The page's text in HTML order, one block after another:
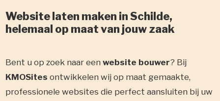
Website laten maken in Schilde,
helemaal op maat van jouw zaak
Bent u op zoek naar eenwebsite bouwer? Bij
KMOSitesontwikkelen wij op maat gemaakte,
professionele websites die perfect aansluiten bij uw